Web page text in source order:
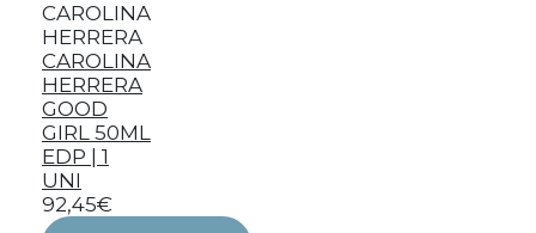
CAROLINA
HERRERA
CAROLINA
HERRERA
GOOD
GIRL 50ML
EDP | 1
UNI
92,45€